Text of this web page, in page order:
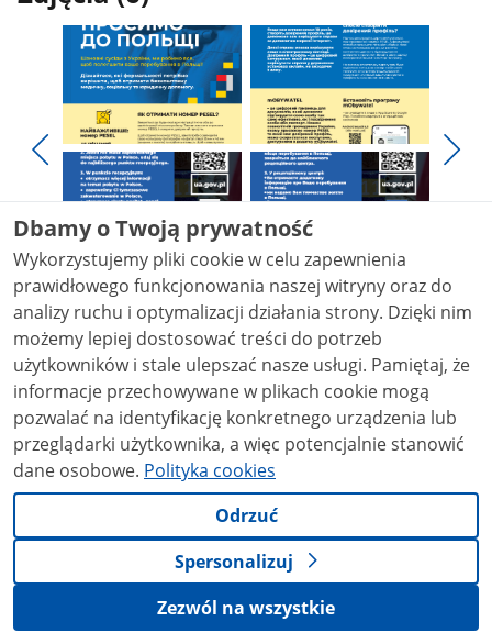
Pokaż
poprzednie
zdjęcia
Pokaż
zdjęcie
1
z
galerii.
Pokaż
zdjęcie
2
z
galerii.
Pokaż
zdjęcie
3
galerii.
Pokaż
zdjęcie
z
galerii.
stopka
Ministerstwo Spraw Wewnętrznych i
Administracji
ADRES
Stefana Batorego 5
NIP 5210526030
Dbamy o Twoją prywatność
Wykorzystujemy pliki cookie w celu zapewnienia
prawidłowego funkcjonowania naszej witryny oraz do
analizy ruchu i optymalizacji działania strony. Dzięki nim
możemy lepiej dostosować treści do potrzeb
użytkowników i stale ulepszać nasze usługi. Pamiętaj, że
informacje przechowywane w plikach cookie mogą
pozwalać na identyfikację konkretnego urządzenia lub
przeglądarki użytkownika, a więc potencjalnie stanowić
dane osobowe. Polityka cookies
Odrzuć
Spersonalizuj
Zezwól na wszystkie